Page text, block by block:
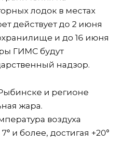
лодок в местах
действует до 2 июня
и до 16 июня
ГИМС будут
надзор.
и регионе
жара.
воздуха
и более, достигая +20°